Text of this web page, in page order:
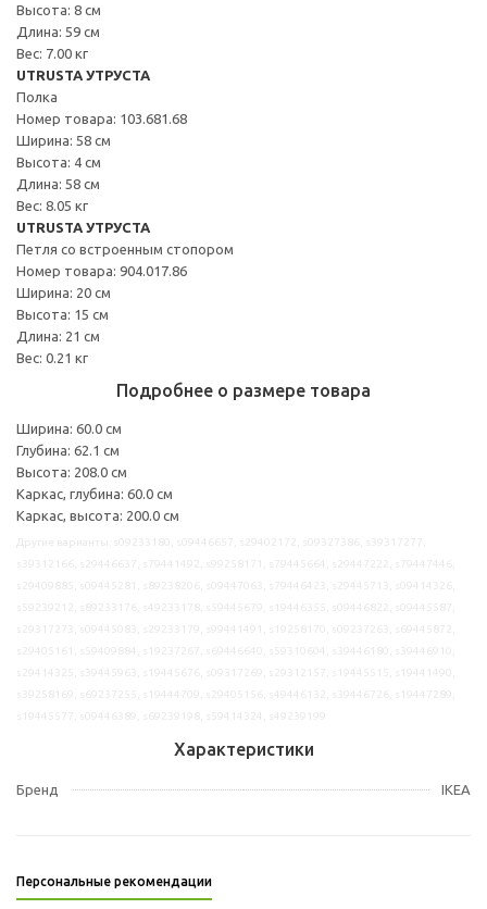
Высота: 8 см
Длина: 59 см
Вес: 7.00 кг
UTRUSTA УТРУСТА
Полка
Номер товара: 103.681.68
Ширина: 58 см
Высота: 4 см
Длина: 58 см
Вес: 8.05 кг
UTRUSTA УТРУСТА
Петля со встроенным стопором
Номер товара: 904.017.86
Ширина: 20 см
Высота: 15 см
Длина: 21 см
Вес: 0.21 кг
Подробнее о размере товара
Ширина: 60.0 см
Глубина: 62.1 см
Высота: 208.0 см
Каркас, глубина: 60.0 см
Каркас, высота: 200.0 см
Характеристики
Бренд IKEA
Персональные рекомендации